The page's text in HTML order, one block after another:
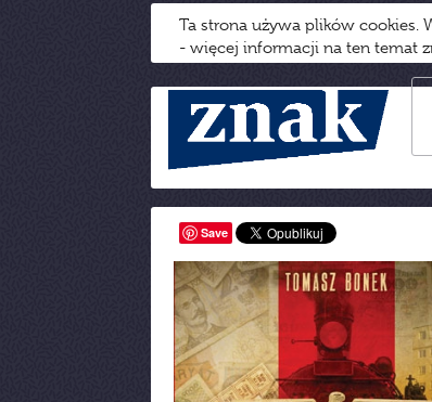
Ta strona używa plików cookies.
- więcej informacji na ten temat
Save